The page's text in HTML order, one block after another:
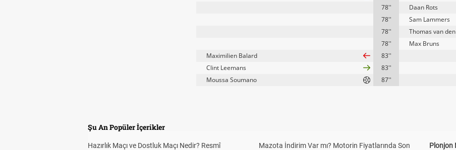
78''
Daan Rots
78''
Sam Lammers
78''
Thomas van
78''
Max Bruns
Maximilien Balard
83''
Clint Leemans
83''
Moussa Soumano
87''
Şu An Popüler İçerikler
Hazırlık Maçı ve Dostluk Maçı Nedir? Resmî
Mazota İndirim Var mı? Motorin Fiyatlarında Son
Plonjon